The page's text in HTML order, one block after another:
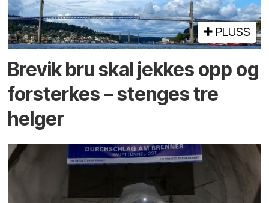
PLUSS
Brevik bru skal jekkes opp og
forsterkes – stenges tre
helger